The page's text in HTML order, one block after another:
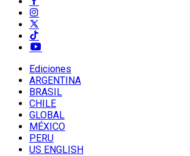
Ediciones
ARGENTINA
BRASIL
CHILE
GLOBAL
MÉXICO
PERU
US ENGLISH